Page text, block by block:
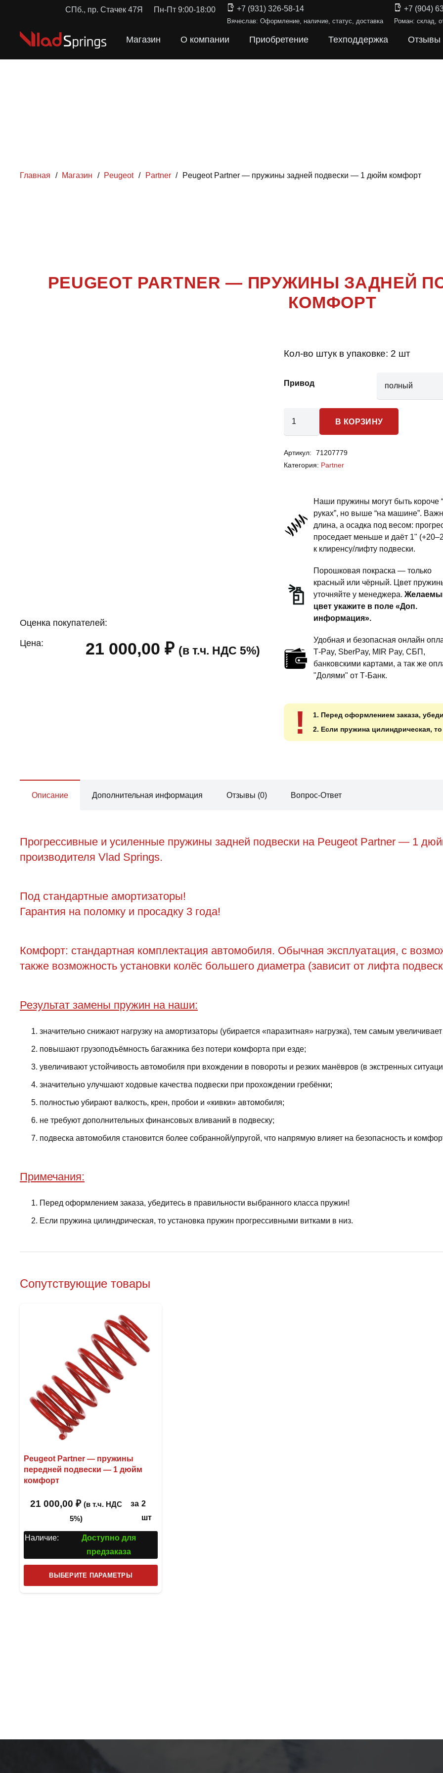
СПб., пр. Стачек 47Я Пн-Пт 9:00-18:00 +7 (931) 326-58-14
Вячеслав: Оформление, наличие, статус, доставка
+7 (904)
Роман: склад,
Магазин О компании Приобретение Техподдержка Отзывы
Главная / Магазин / Peugeot / Partner / Peugeot Partner — пружины задней подвески — 1 дюйм комфорт
PARTNER
PEUGEOT PARTNER — ПРУЖИНЫ ЗАДНЕЙ
КОМФОРТ
Оценка покупателей:
Цена: 21 000,00₽ (в т.ч. НДС 5%)
Кол-во штук в упаковке: 2 шт
Привод
Partner
-
подвески
комфорт
В КОРЗИНУ
Артикул:
71207779
Категория: Partner
Наши пружины могут быть короче
руках”, но выше “на машине”.
длина, а осадка под весом:
проседает меньше и даёт 1"
к клиренсу/лифту подвески.
Порошковая покраска — только
красный или чёрный. Цвет
уточняйте у менеджера.
цвет укажите в поле «Доп.
информация».
Удобная и безопасная онлайн
T‑Pay, SberPay, MIR Pay, СБП,
банковскими картами, а так же
"Долями" от Т-Банк.
!
1. Перед оформлением заказа,
2. Если пружина цилиндрическая,
Описание Дополнительная информация Отзывы (0) Вопрос-Ответ
Прогрессивные и усиленные пружины задней подвески на Peugeot Partner — 1
производителя Vlad Springs.
Под стандартные амортизаторы!
Гарантия на поломку и просадку 3 года!
Комфорт: стандартная комплектация автомобиля. Обычная эксплуатация, с
также возможность установки колёс большего диаметра (зависит от лифта
Результат замены пружин на наши:
значительно снижают нагрузку на амортизаторы (убирается «паразитная» нагрузка), тем самым
повышают грузоподъёмность багажника без потери комфорта при езде;
увеличивают устойчивость автомобиля при вхождении в повороты и резких манёвров (в экстренных
значительно улучшают ходовые качества подвески при прохождении гребёнки;
полностью убирают валкость, крен, пробои и «кивки» автомобиля;
не требуют дополнительных финансовых вливаний в подвеску;
подвеска автомобиля становится более собранной/упругой, что напрямую влияет на безопасность и
Примечания:
Перед оформлением заказа, убедитесь в правильности выбранного класса пружин!
Если пружина цилиндрическая, то установка пружин прогрессивными витками в низ.
Сопутствующие товары
Peugeot Partner — пружины
передней подвески — 1 дюйм
комфорт
21 000,00 ₽ (в т.ч. НДС
5%)
за 2
шт
Наличие:
Доступно для
предзаказа
ВЫБЕРИТЕ ПАРАМЕТРЫ
товар